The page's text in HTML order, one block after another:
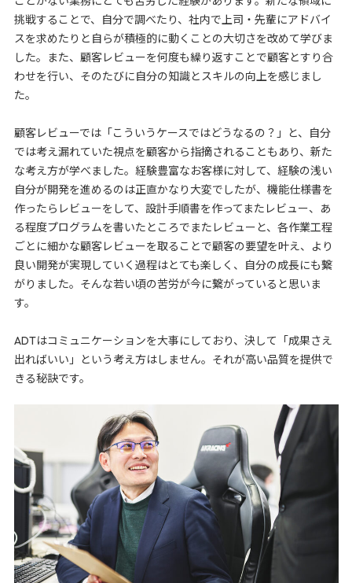
挑戦することで、自分で調べたり、社内で上司・先輩にアドバイ
スを求めたりと自らが積極的に動くことの大切さを改めて学びま
した。また、顧客レビューを何度も繰り返すことで顧客とすり合
わせを行い、そのたびに自分の知識とスキルの向上を感じまし
た。
顧客レビューでは「こういうケースではどうなるの？」と、自分
では考え漏れていた視点を顧客から指摘されることもあり、新た
な考え方が学べました。経験豊富なお客様に対して、経験の浅い
自分が開発を進めるのは正直かなり大変でしたが、機能仕様書を
作ったらレビューをして、設計手順書を作ってまたレビュー、あ
る程度プログラムを書いたところでまたレビューと、各作業工程
ごとに細かな顧客レビューを取ることで顧客の要望を叶え、より
良い開発が実現していく過程はとても楽しく、自分の成長にも繋
がりました。そんな若い頃の苦労が今に繋がっていると思いま
す。
ADTはコミュニケーションを大事にしており、決して「成果さえ
出ればいい」という考え方はしません。それが高い品質を提供で
きる秘訣です。